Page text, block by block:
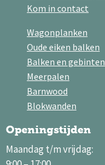
Kom in contact
Wagonplanken
Oude eiken balken
Balken en gebinten
Meerpalen
Barnwood
Blokwanden
Openingstijden
Maandag t/m vrijdag: